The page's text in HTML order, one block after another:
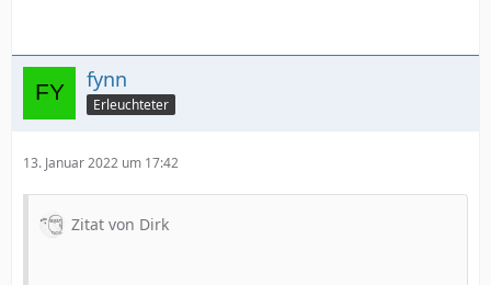
fynn
Erleuchteter
13. Januar 2022 um 17:42
Zitat von Dirk